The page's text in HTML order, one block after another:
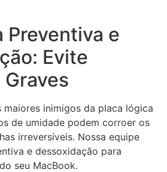
Preventiva e
Evite
inimigos da placa lógica
de umidade podem corroer os
irreversíveis. Nossa equipe
e dessoxidação para
seu MacBook.